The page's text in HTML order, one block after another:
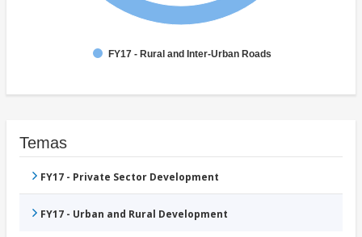
FY17 - Rural and Inter-Urban Roads
Temas
FY17 - Private Sector Development
FY17 - Urban and Rural Development